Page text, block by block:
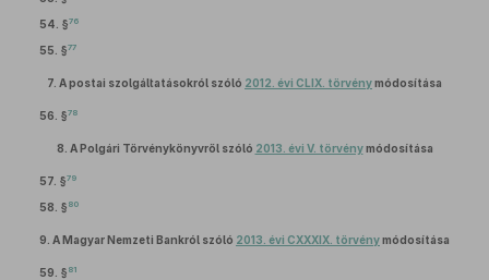
54. §76
55. §77
7. A postai szolgáltatásokról szóló 2012. évi CLIX. törvénymódosítása
56. §78
8. A Polgári Törvénykönyvről szóló 2013. évi V. törvénymódosítása
57. §79
58. § 80
9. A Magyar Nemzeti Bankról szóló 2013. évi CXXXIX. törvénymódosítása
59. § 81